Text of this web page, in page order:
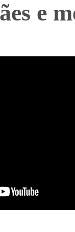
e